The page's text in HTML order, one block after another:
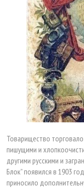
Товарищество
пишущими и
другими русскими и
Блок” появился в 1903
приносило